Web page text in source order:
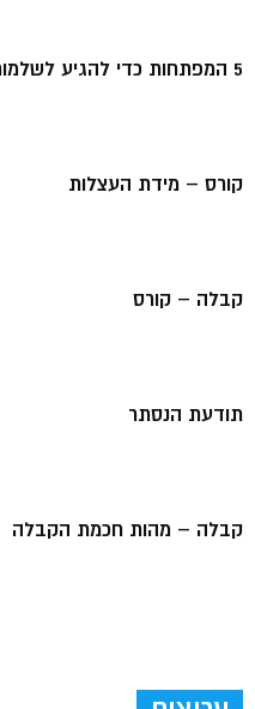
5 המפתחות כדי להגיע לשלמות
קורס – מידת העצלות
קבלה – קורס
תודעת הנסתר
קבלה – מהות חכמת הקבלה